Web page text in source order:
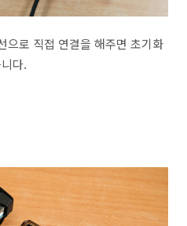
으로 직접 연결을 해주면 초기화
다.